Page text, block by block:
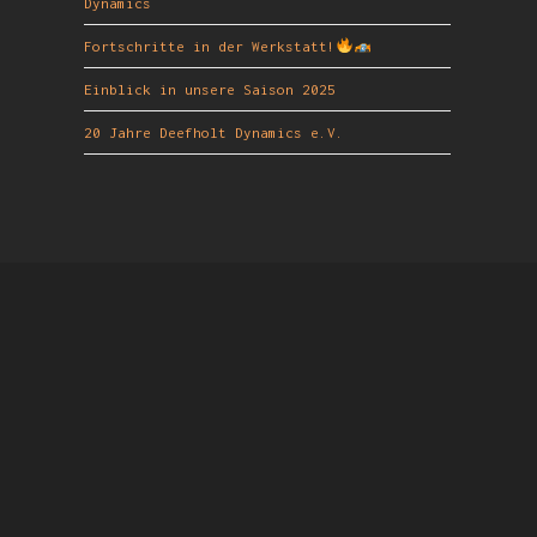
Fortschritte in der Werkstatt!
Einblick in unsere Saison 2025
20 Jahre Deefholt Dynamics e.V.